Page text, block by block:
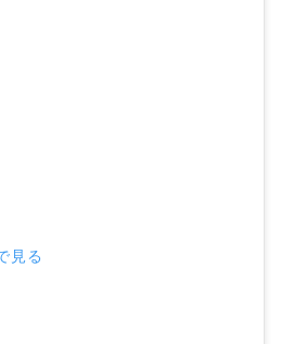
見る